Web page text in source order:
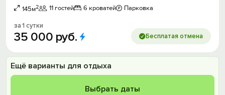
145м2 11 гостей 6 кроватей Парковка
за 1 сутки
35 000 руб. Бесплатая отмена
Ещё варианты для отдыха
Выбрать даты